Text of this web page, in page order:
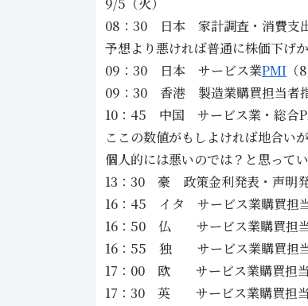
08：30 日本 家計調査・消費支
予想より悪ければ普通に株価下げ
09：30 日本 サービス業PMI （
09：30 香港 製造業購買担当者指
10：45 中国 サービス業・総合
ここの数値がもしよければ地合い
個人的には悪いのでは？と思って
13：30 豪 政策金利発表・声明
16：45 イタ サービス業購買担
16：50 仏 サービス業購買担当
16：55 独 サービス業購買担当
17：00 欧 サービス業購買担当
17：30 英 サービス業購買担当